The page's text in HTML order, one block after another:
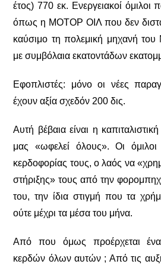
έτος) 770 εκ. Ενεργειακοί όμιλοι
όπως η ΜΟΤΟΡ ΟΙΛ που δεν
καύσιμο τη πολεμική μηχανή
με συμβόλαια εκατοντάδων
Εφοπλιστές: μόνο οι νέες
έχουν αξία σχεδόν 200 δις.
Αυτή βέβαια είναι η
μας «ωφελεί όλους». Οι
κερδοφορίας τους, ο λαός να
στήριξης» τους από την
του, την ίδια στιγμή που τα
ούτε μέχρι τα μέσα του μήνα.
Από που όμως προέρχεται
κερδών όλων αυτών ; Από τις